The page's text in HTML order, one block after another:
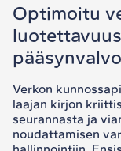
Optimoitu
Verkon
laajan kirjon
seurannasta ja
noudattamisen